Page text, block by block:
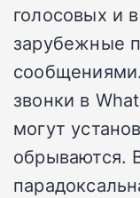
голосовых и
зарубежные
звонки в
могут
обрываются.